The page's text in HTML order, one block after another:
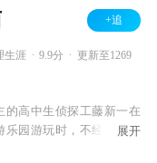
+追
生涯 9.9分
更新至1269
的高中生侦探工藤新一在
乐园游玩时，不经意中发
展开